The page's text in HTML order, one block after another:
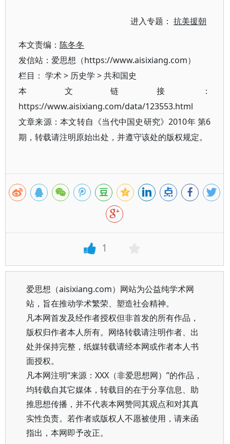
进入专题：抗美援朝
本文责编： 陈冬冬
发信站：爱思想（https://www.aisixiang.com）
栏目： 学术> 历史学 >共和国史
本文链接：
https://www.aisixiang.com/data/123553.html
文章来源：本文转自《当代中国史研究》2010年 第6
期，转载请注明原始出处，并遵守该处的版权规定。
1
爱思想（aisixiang.com）网站为公益纯学术网
站，旨在推动学术繁荣、塑造社会精神。
凡本网首发及经作者授权但非首发的所有作品，
版权归作者本人所有。网络转载请注明作者、出
处并保持完整，纸媒转载请经本网或作者本人书
面授权。
凡本网注明“来源：XXX（非爱思想网）”的作品，
均转载自其它媒体，转载目的在于分享信息、助
推思想传播，并不代表本网赞同其观点和对其真
实性负责。若作者或版权人不愿被使用，请来函
指出，本网即予改正。